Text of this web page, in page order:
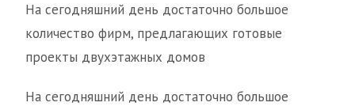
На сегодняшний день достаточно большое
количество фирм, предлагающих готовые
проекты двухэтажных домов
На сегодняшний день достаточно большое